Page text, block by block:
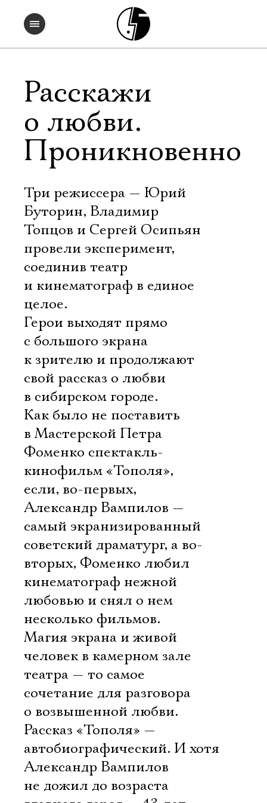
Расскажи
о любви.
Проникновенно
Три режиссера — Юрий
Буторин, Владимир
Топцов и Сергей Осипьян
провели эксперимент,
соединив театр
и кинематограф в единое
целое.
Герои выходят прямо
с большого экрана
к зрителю и продолжают
свой рассказ о любви
в сибирском городе.
Как было не поставить
в Мастерской Петра
Фоменко спектакль-
кинофильм «Тополя»,
если, во-первых,
Александр Вампилов —
самый экранизированный
советский драматург, а во-
вторых, Фоменко любил
кинематограф нежной
любовью и снял о нем
несколько фильмов.
Магия экрана и живой
человек в камерном зале
театра — то самое
сочетание для разговора
о возвышенной любви.
Рассказ «Тополя» —
автобиографический. И хотя
Александр Вампилов
не дожил до возраста